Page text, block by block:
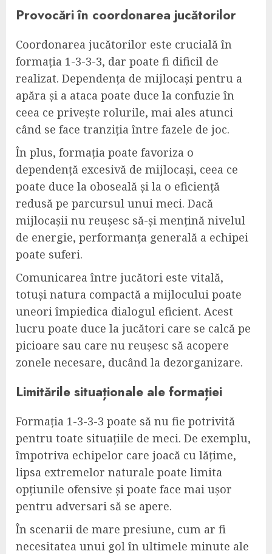
Provocări în coordonarea jucătorilor
Coordonarea jucătorilor este crucială în
formația 1-3-3-3, dar poate fi dificil de
realizat. Dependența de mijlocași pentru a
apăra și a ataca poate duce la confuzie în
ceea ce privește rolurile, mai ales atunci
când se face tranziția între fazele de joc.
În plus, formația poate favoriza o
dependență excesivă de mijlocași, ceea ce
poate duce la oboseală și la o eficiență
redusă pe parcursul unui meci. Dacă
mijlocașii nu reușesc să-și mențină nivelul
de energie, performanța generală a echipei
poate suferi.
Comunicarea între jucători este vitală,
totuși natura compactă a mijlocului poate
uneori împiedica dialogul eficient. Acest
lucru poate duce la jucători care se calcă pe
picioare sau care nu reușesc să acopere
zonele necesare, ducând la dezorganizare.
Limitările situaționale ale formației
Formația 1-3-3-3 poate să nu fie potrivită
pentru toate situațiile de meci. De exemplu,
împotriva echipelor care joacă cu lățime,
lipsa extremelor naturale poate limita
opțiunile ofensive și poate face mai ușor
pentru adversari să se apere.
În scenarii de mare presiune, cum ar fi
necesitatea unui gol în ultimele minute ale